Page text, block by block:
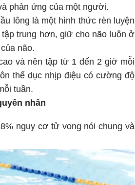
phản ứng của một người.
lông là một hình thức rèn luyện
trung hơn, giữ cho não luôn ở
não.
và nên tập từ 1 đến 2 giờ mỗi
thể dục nhịp điệu có cường độ
tuần.
nhân
nguy cơ tử vong nói chung và